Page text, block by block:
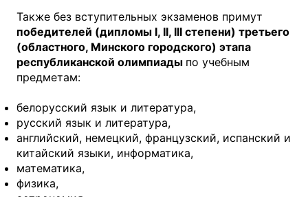
Также без вступительных экзаменов примут
победителей (дипломы I, II, III степени) третьего
(областного, Минского городского) этапа
республиканской олимпиады по учебным
предметам:
белорусский язык и литература,
русский язык и литература,
английский, немецкий, французский, испанский и
китайский языки, информатика,
математика,
физика,